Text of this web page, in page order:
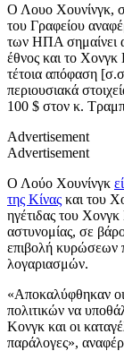
Ο Λουο Χουνίνγκ,
του Γραφείου
των ΗΠΑ σημαίνει
έθνος και το Χονγκ
τέτοια απόφαση
περιουσιακά
100 $ στον κ.
Advertisement
Advertisement
Ο Λούο Χουνίνγκ
της Κίνας και του
ηγέτιδας του
αστυνομίας, σε
επιβολή κυρώσεων
λογαριασμών.
«Αποκαλύφθηκαν
πολιτικών να
Κονγκ και οι
παράλογες»,